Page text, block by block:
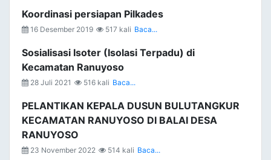
Koordinasi persiapan Pilkades
16 Desember 2019 517 kali Baca...
Sosialisasi Isoter (Isolasi Terpadu) di
Kecamatan Ranuyoso
28 Juli 2021 516 kali Baca...
PELANTIKAN KEPALA DUSUN BULUTANGKUR
KECAMATAN RANUYOSO DI BALAI DESA
RANUYOSO
23 November 2022 514 kali Baca...